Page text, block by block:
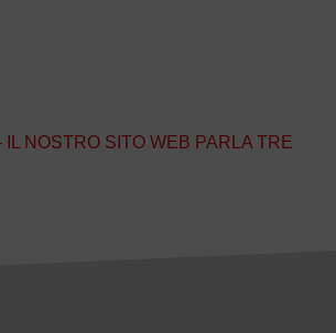
IL NOSTRO SITO WEB PARLA TRE